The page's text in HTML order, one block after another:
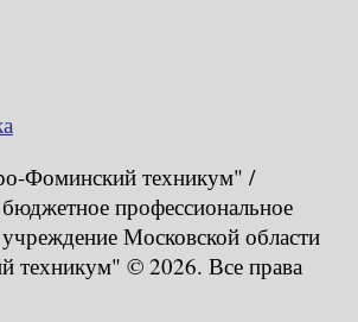
техникум" /
профессиональное
Московской области
техникум" © 2026. Все права